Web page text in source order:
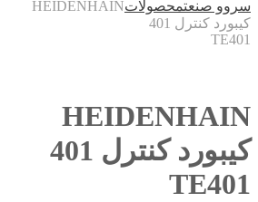
سروو صنعتمحصولاتHEIDENHAIN
کیبورد کنترل 401
TE401
HEIDENHAIN
کیبورد کنترل 401
TE401